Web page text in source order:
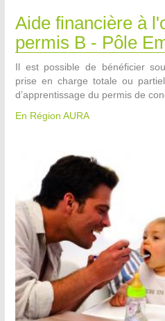
Aide financière à
permis B - Pôle
Il est possible de bénéficier
prise en charge totale ou
d’apprentissage du permis de
En Région AURA